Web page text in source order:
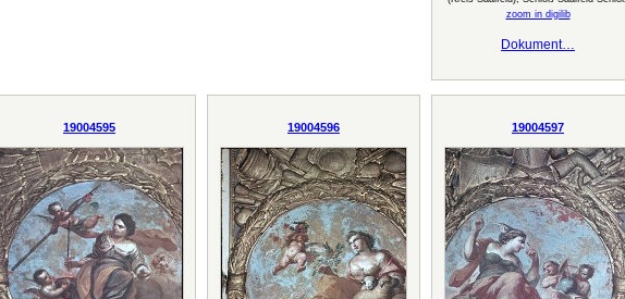
zoom in digilib
Dokument…
19004595 19004596 19004597